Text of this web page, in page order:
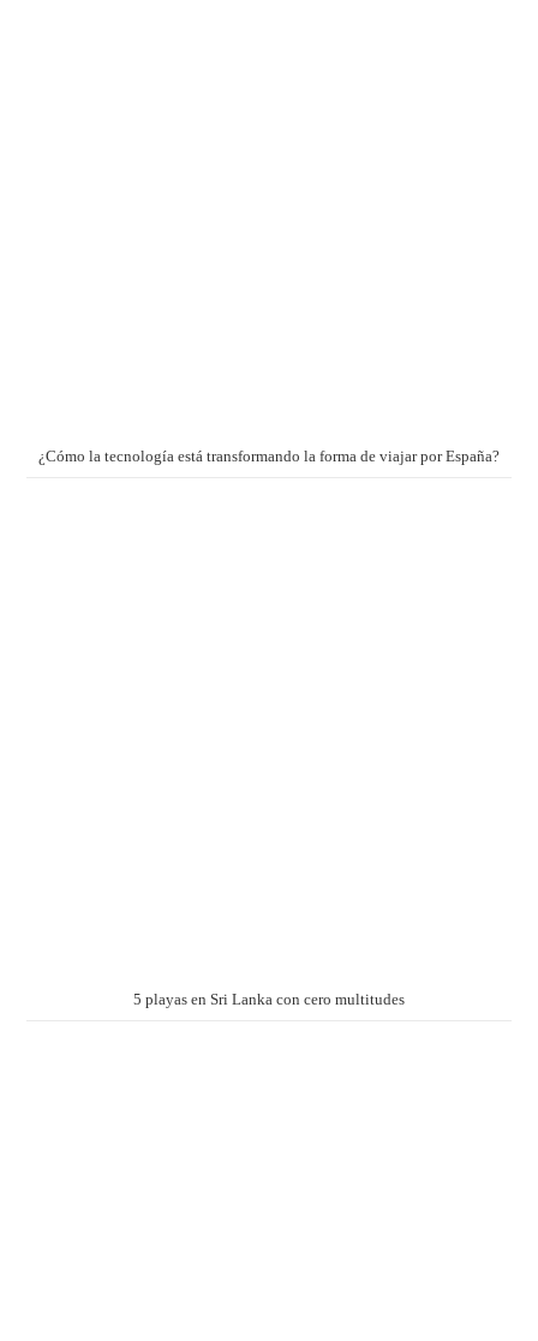
¿Cómo la tecnología está transformando la forma de viajar por España?
5 playas en Sri Lanka con cero multitudes